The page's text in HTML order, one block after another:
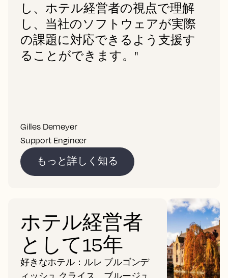
し、ホテル経営者の視点で理解
し、当社のソフトウェアが実際
の課題に対応できるよう支援す
ることができます。"
Gilles Demeyer
Support Engineer
もっと詳しく知る
ホテル経営者
として15年
好きなホテル：ルレ ブルゴンデ
ィッシュ クライス、ブルージュ